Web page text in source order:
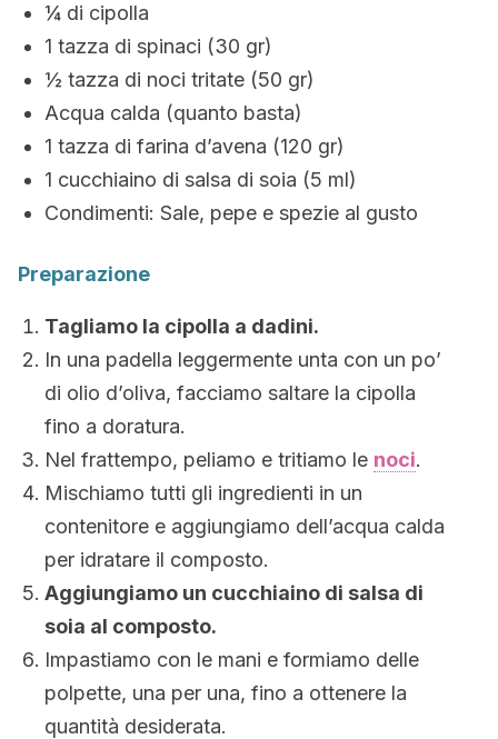
¼ di cipolla
1 tazza di spinaci (30 gr)
½ tazza di noci tritate (50 gr)
Acqua calda (quanto basta)
1 tazza di farina d’avena (120 gr)
1 cucchiaino di salsa di soia (5 ml)
Condimenti: Sale, pepe e spezie al gusto
Preparazione
Tagliamo la cipolla a dadini.
In una padella leggermente unta con un po’
di olio d’oliva, facciamo saltare la cipolla
fino a doratura.
Nel frattempo, peliamo e tritiamo le noci.
Mischiamo tutti gli ingredienti in un
contenitore e aggiungiamo dell’acqua calda
per idratare il composto.
Aggiungiamo un cucchiaino di salsa di
soia al composto.
Impastiamo con le mani e formiamo delle
polpette, una per una, fino a ottenere la
quantità desiderata.